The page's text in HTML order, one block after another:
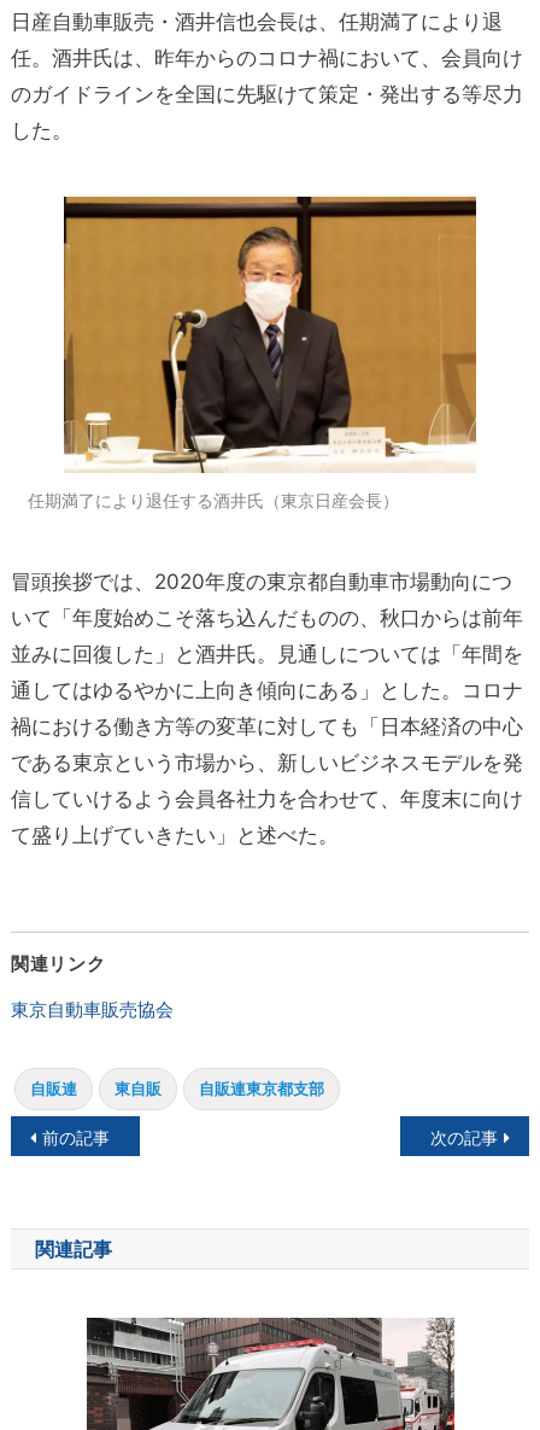
日産自動車販売・酒井信也会長は、任期満了により退
任。酒井氏は、昨年からのコロナ禍において、会員向け
のガイドラインを全国に先駆けて策定・発出する等尽力
した。
任期満了により退任する酒井氏（東京日産会長）
冒頭挨拶では、2020年度の東京都自動車市場動向につ
いて「年度始めこそ落ち込んだものの、秋口からは前年
並みに回復した」と酒井氏。見通しについては「年間を
通してはゆるやかに上向き傾向にある」とした。コロナ
禍における働き方等の変革に対しても「日本経済の中心
である東京という市場から、新しいビジネスモデルを発
信していけるよう会員各社力を合わせて、年度末に向け
て盛り上げていきたい」と述べた。
関連リンク
東京自動車販売協会
自販連 東自販 自販連東京都支部
投
ナ
ビ
前の記事 次の記事
関連記事